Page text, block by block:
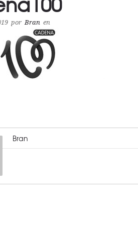
por Bran en
Bran